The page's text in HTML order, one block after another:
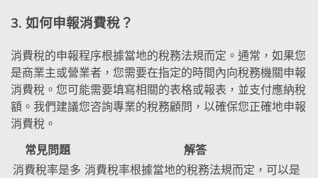
3. 如何申報消費稅？
消費稅的申報程序根據當地的稅務法規而定。通常，如果您
是商業主或營業者，您需要在指定的時間內向稅務機關申報
消費稅。您可能需要填寫相關的表格或報表，並支付應納稅
額。我們建議您咨詢專業的稅務顧問，以確保您正確地申報
消費稅。
常見問題
解答
消費稅率是多 消費稅率根據當地的稅務法規而定，可以是